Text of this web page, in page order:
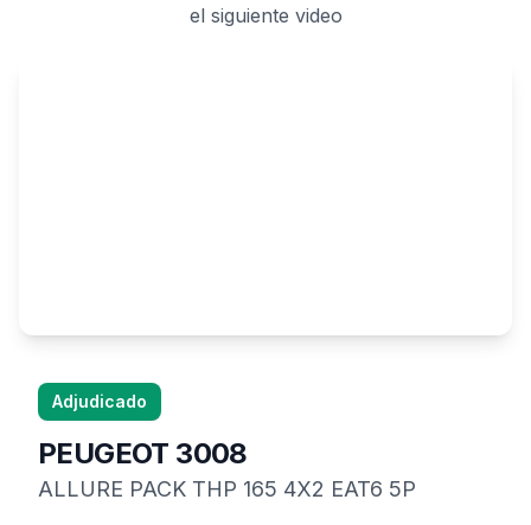
el siguiente video
Adjudicado
PEUGEOT 3008
ALLURE PACK THP 165 4X2 EAT6 5P